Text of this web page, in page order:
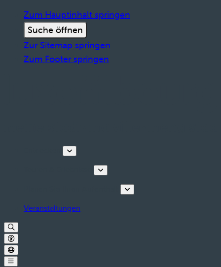
Zum Hauptinhalt springen
Suche öffnen
Zur Sitemap springen
Zum Footer springen
Veranstaltungen